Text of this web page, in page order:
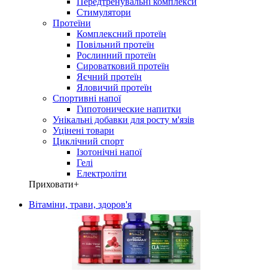
Стимулятори
Протеїни
Комплексний протеїн
Повільний протеїн
Рослинний протеїн
Сироватковий протеїн
Яєчний протеїн
Яловичий протеїн
Спортивні напої
Гипотонические напитки
Унікальні добавки для росту м'язів
Уцінені товари
Циклічний спорт
Ізотонічні напої
Гелі
Електроліти
Приховати+
Вітаміни, трави, здоров'я